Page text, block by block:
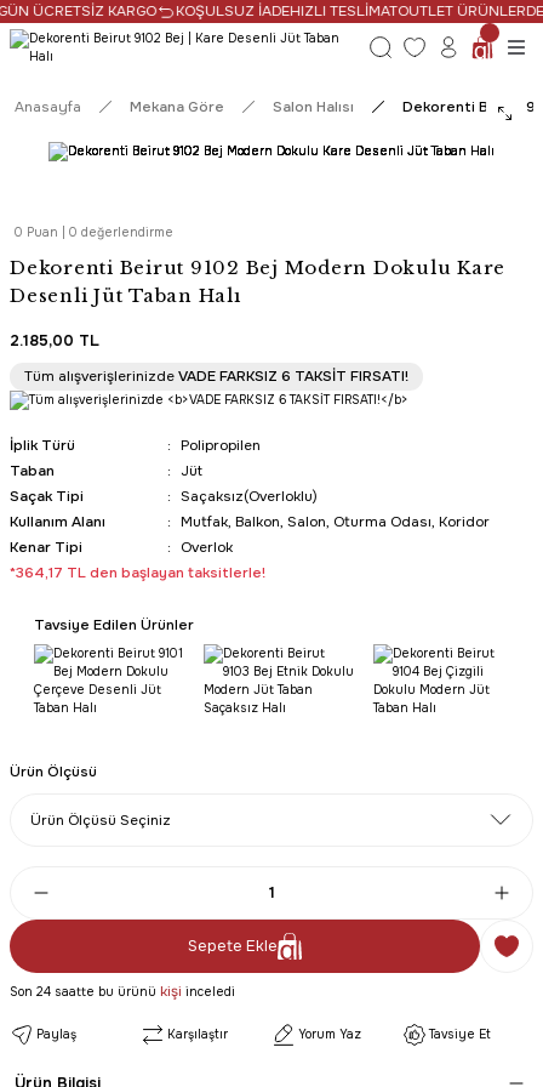
ÜCRETSİZ KARGO KOŞULSUZ İADEHIZLI TESLİMATOUTLET ÜRÜNLERDE
Anasayfa Mekana Göre Salon Halısı Dekorenti Beirut
0 Puan | 0 değerlendirme
Dekorenti Beirut 9102 Bej Modern Dokulu Kare
Desenli Jüt Taban Halı
2.185,00 TL
Tüm alışverişlerinizdeVADE FARKSIZ 6 TAKSİT FIRSATI!
İplik Türü
Polipropilen
Taban
Jüt
Saçak Tipi
Saçaksız(Overloklu)
Kullanım Alanı
Mutfak, Balkon, Salon, Oturma Odası, Koridor
Kenar Tipi
Overlok
*364,17 TL den başlayan taksitlerle!
Tavsiye Edilen Ürünler
Ürün Ölçüsü
Sepete Ekle
Son 24 saatte bu ürünü kişi inceledi
Paylaş Karşılaştır Yorum Yaz Tavsiye Et